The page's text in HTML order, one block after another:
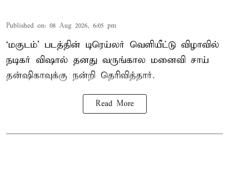
Published on: 08 Aug 2026, 6:05 pm
‘மகுடம்’ படத்தின் டிரெய்லர் வெளியீட்டு விழாவில்
நடிகர் விஷால் தனது வருங்கால மனைவி சாய்
தன்ஷிகாவுக்கு நன்றி தெரிவித்தார்.
Read More